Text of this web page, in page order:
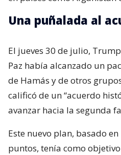
Una puñalada al
El jueves 30 de julio,
Paz había alcanzado un
de Hamás y de otros
calificó de un “acuerdo
avanzar hacia la segunda
Este nuevo plan, basado
puntos, tenía como